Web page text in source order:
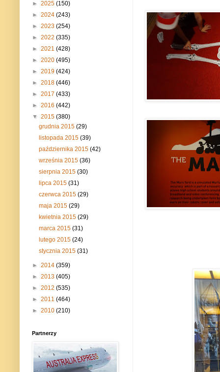
► 2025 (150)
► 2024 (243)
► 2023 (254)
► 2022 (335)
► 2021 (428)
► 2020 (495)
► 2019 (424)
► 2018 (446)
► 2017 (433)
► 2016 (442)
▼ 2015 (380)
grudnia 2015(29)
listopada 2015(39)
października 2015(42)
września 2015(36)
sierpnia 2015(30)
lipca 2015(31)
czerwca 2015(29)
maja 2015(29)
kwietnia 2015(29)
marca 2015(31)
lutego 2015(24)
stycznia 2015(31)
► 2014 (359)
► 2013 (405)
► 2012 (535)
► 2011 (464)
► 2010 (210)
Partnerzy